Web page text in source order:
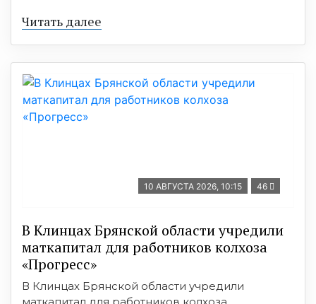
Читать далее
10 АВГУСТА 2026, 10:15 46
В Клинцах Брянской области учредили
маткапитал для работников колхоза
«Прогресс»
В Клинцах Брянской области учредили
маткапитал для работников колхоза